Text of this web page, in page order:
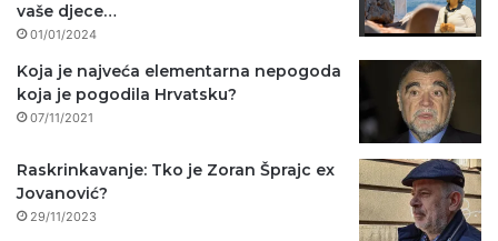
vaše djece…
01/01/2024
Koja je najveća elementarna nepogoda
koja je pogodila Hrvatsku?
07/11/2021
Raskrinkavanje: Tko je Zoran Šprajc ex
Jovanović?
29/11/2023